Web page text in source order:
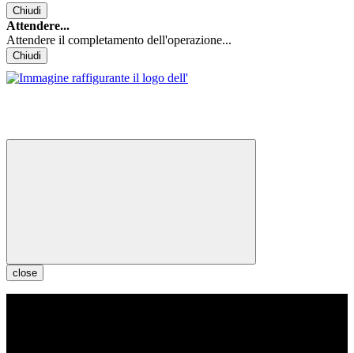
Chiudi
Attendere...
Attendere il completamento dell'operazione...
Chiudi
close